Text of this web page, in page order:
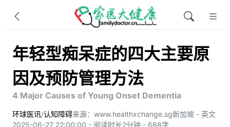
年轻型痴呆症的四大主要原
因及预防管理方法
​​​4 Major Causes of Young Onset Dementia
环球医讯/认知障碍来源：www.healthxchange.sg新加坡 - 英文
2025-06-27 22:00:00 - 阅读时长2分钟 - 688字